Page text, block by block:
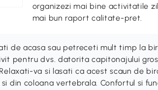
organizezi mai bine activitatile
mai bun raport calitate-pret.
de acasa sau petreceti mult timp la
pentru dvs. datorita capitonajului
va si lasati ca acest scaun de
din coloana vertebrala. Confortul si